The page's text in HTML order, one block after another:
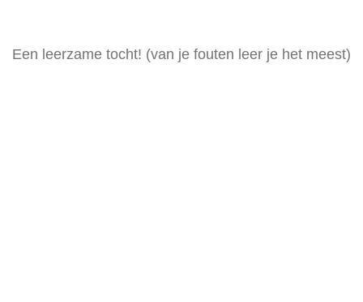
Een leerzame tocht! (van je fouten leer je het meest)